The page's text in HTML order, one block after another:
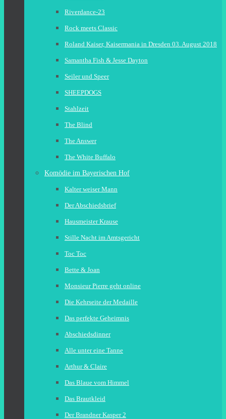
Riverdance-23
Rock meets Classic
Roland Kaiser, Kaisermania in Dresden 03. August 2018
Samantha Fish & Jesse Dayton
Seiler und Speer
SHEEPDOGS
Stahlzeit
The Blind
The Answer
The White Buffalo
Komödie im Bayerischen Hof
Kalter weiser Mann
Der Abschiedsbrief
Hausmeister Krause
Stille Nacht im Amtsgericht
Toc Toc
Bette & Joan
Monsieur Pierre geht online
Die Kehrseite der Medaille
Das perfekte Geheimnis
Abschiedsdinner
Alle unter eine Tanne
Arthur & Claire
Das Blaue vom Himmel
Das Brautkleid
Der Brandner Kasper 2